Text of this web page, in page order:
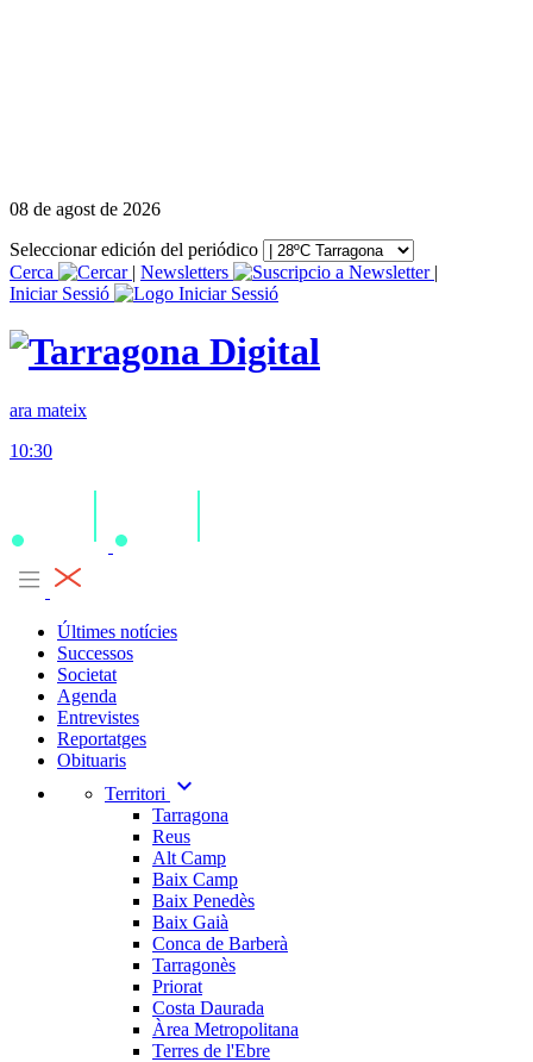
08 de agost de 2026
Seleccionar edición del periódico
Cerca
| Newsletters
|
Iniciar Sessió
ara mateix
10:30
Últimes notícies
Successos
Societat
Agenda
Entrevistes
Reportatges
Obituaris
Territori
expand_more
Tarragona
Reus
Alt Camp
Baix Camp
Baix Penedès
Baix Gaià
Conca de Barberà
Tarragonès
Priorat
Costa Daurada
Àrea Metropolitana
Terres de l'Ebre